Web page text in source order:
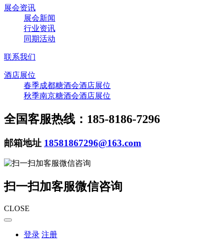
展会资讯
展会新闻
行业资讯
同期活动
联系我们
酒店展位
春季成都糖酒会酒店展位
秋季南京糖酒会酒店展位
全国客服热线：185-8186-7296
邮箱地址 18581867296@163.com
扫一扫加客服微信咨询
CLOSE
登录 注册